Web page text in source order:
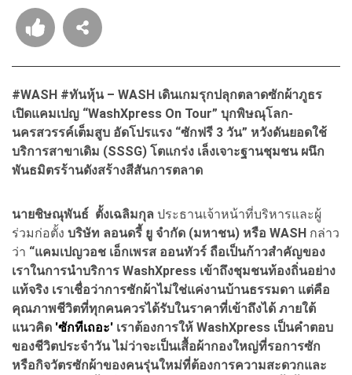
#WASH #ทันหุ้น – WASH เดินเกมรุกปลุกตลาดซักผ้าภูธร
เปิดแคมเปญ “WashXpress On Tour” บุกพิษณุโลก-
นครสวรรค์เต็มสูบ อัดโปรแรง “ซักฟรี 3 วัน” หวังดันยอดใช้
บริการสาขาเดิม (SSSG) โตแกร่ง เล็งเจาะฐานชุมชน ผนึก
พันธมิตรร้านดังสร้างสีสันการตลาด
นายชิษณุพันธ์ ตั้งเฉลิมกุล ประธานเจ้าหน้าที่บริหารและผู้
ร่วมก่อตั้ง บริษัท ลอนดรี้ ยู จำกัด (มหาชน) หรือ WASH กล่าว
ว่า “แคมเปญวอช เอ็กเพรส ออนทัวร์ ถือเป็นก้าวสำคัญของ
เราในการนำบริการ WashXpress เข้าถึงชุมชนท้องถิ่นอย่าง
แท้จริง เราเชื่อว่าการซักผ้าไม่ใช่แค่งานบ้านธรรมดา แต่คือ
คุณภาพชีวิตที่ทุกคนควรได้รับในราคาที่เข้าถึงได้ ภายใต้
แนวคิด 'ซักทีเถอะ' เราต้องการให้ WashXpress เป็นคำตอบ
ของชีวิตประจำวัน ไม่ว่าจะเป็นเสื้อผ้ากองใหญ่ที่รอการซัก
หรือกิจวัตรซักผ้าของคนรุ่นใหม่ที่ต้องการความสะดวกและ